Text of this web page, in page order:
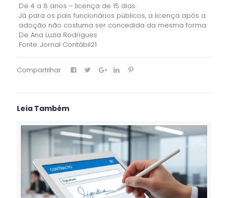
De 4 a 8 anos – licença de 15 dias.
Já para os pais funcionários públicos, a licença após a
adoção não costuma ser concedida da mesma forma.
De Ana Luzia Rodrigues
Fonte: Jornal Contábil21
Compartilhar
Leia Também